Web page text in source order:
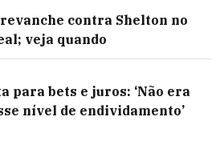
contra Shelton no
veja quando
para bets e juros: ‘Não era
nível de endividamento’